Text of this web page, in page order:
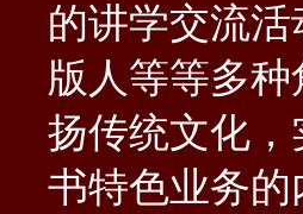
的讲学交流
版人等等多
扬传统文化
书特色业务